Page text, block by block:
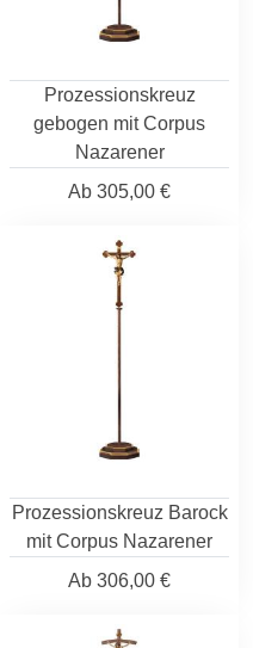
Prozessionskreuz
gebogen mit Corpus
Nazarener
Ab 305,00 €
Prozessionskreuz Barock
mit Corpus Nazarener
Ab 306,00 €